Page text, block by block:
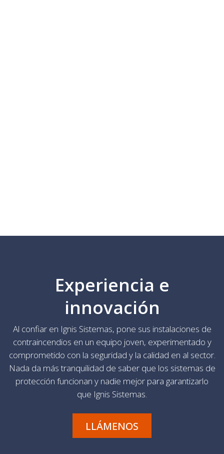
Experiencia e
innovación
Al confiar en Ignis Sistemas, pone sus instalaciones de
contraincendios en un equipo joven, experimentado y
comprometido con la seguridad y la calidad en al sector.
Nada da más tranquilidad de saber que los sistemas de
protección funcionan y nadie mejor para garantizarlo
que Ignis Sistemas.
LLÁMENOS